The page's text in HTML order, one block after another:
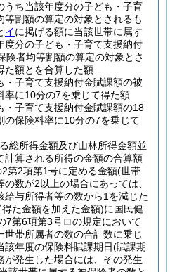
うち当該年度分の子ども・子育
等割額の算定の対象とされるも
イに掲げる額に当該世帯に属す
度分の子ども・子育て支援納付
険者均等割額の算定の対象とさ
た額とを合算した額
・子育て支援納付金賦課額の被
率に10分の7を乗じて得た額
・子育て支援納付金賦課額の18
の保険料率に10分の7を乗じて
総所得金額及び山林所得金額並
計算される所得の金額の合算額
第2項第1号に定める金額(世帯
数が2以上の場合にあっては、
給与所得者等の数から1を減じた
た金額を加えた金額)に国民健
7第6項第3号ロの規定において
世帯所属者の数の合計数に乗じ
該年度の保険料賦課期日(賦課期
が発生した場合には、その発生